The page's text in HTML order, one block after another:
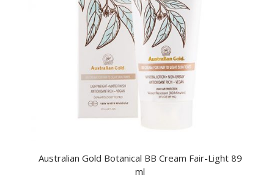
Australian Gold Botanical BB Cream Fair-Light 89
ml